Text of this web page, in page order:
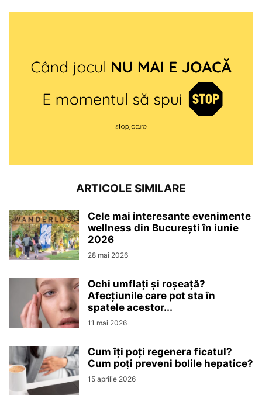
ARTICOLE SIMILARE
Cele mai interesante evenimente
wellness din București în iunie
2026
28 mai 2026
Ochi umflați și roșeață?
Afecțiunile care pot sta în
spatele acestor...
11 mai 2026
Cum îți poți regenera ficatul?
Cum poți preveni bolile hepatice?
15 aprilie 2026